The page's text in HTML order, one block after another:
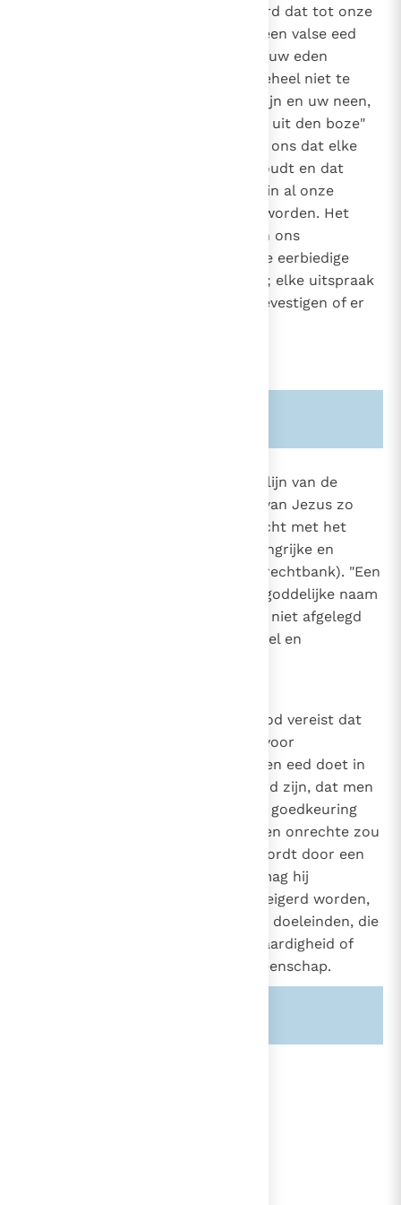
volgt toegelicht: "Gij hebt gehoord dat tot onze
voorouders gezegd is: 'Gij zult geen valse eed
doen, maar gij zult voor de Heer uw eden
houden'. Ik echter zeg u in het geheel niet te
zweren (...) Maar uw ja moet ja zijn en uw neen,
neen; en wat daar nog bijkomt is uit den boze"
Jezus leert ons dat elke
eed een verwijzing naar God inhoudt en dat
Gods aanwezigheid en waarheid in al onze
woorden in ere gehouden moet worden. Het
spaarzaam verwijzen naar God in ons
taalgebruik is een teken van onze eerbiedige
aandacht voor zijn aanwezigheid; elke uitspraak
van ons kan zijn aanwezigheid bevestigen of er
De kerkelijke traditie heeft in de lijn van de
de woorden van Jezus zo
opgevat dat zij ze niet in strijd acht met het
afleggen van een eed in een belangrijke en
rechtvaardige zaak (b.v. voor de rechtbank). "Een
eed, dit is de aanroeping van de goddelijke naam
tot getuige van de waarheid, kan niet afgelegd
worden tenzij in waarheid, oordeel en
De heiligheid van de naam van God vereist dat
men er geen gebruik van maakt voor
onbelangrijke zaken, dat men geen eed doet in
omstandigheden die van dien aard zijn, dat men
dit zou kunnen uitleggen als een goedkeuring
van een instantie, die deze eed ten onrechte zou
vragen. Wanneer de eed geëist wordt door een
onwettige burgerlijke overheid, mag hij
geweigerd worden. Hij moet geweigerd worden,
wanneer hij gevraagd wordt voor doeleinden, die
strijdig zijn met de menselijke waardigheid of
met de eenheid van de kerkgemeenschap.